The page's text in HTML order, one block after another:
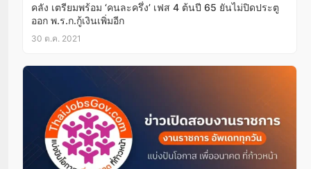
คลัง เตรียมพร้อม ‘คนละครึ่ง’ เฟส 4 ต้นปี 65 ยันไม่ปิดประตู
ออก พ.ร.ก.กู้เงินเพิ่มอีก
30 ต.ค. 2021